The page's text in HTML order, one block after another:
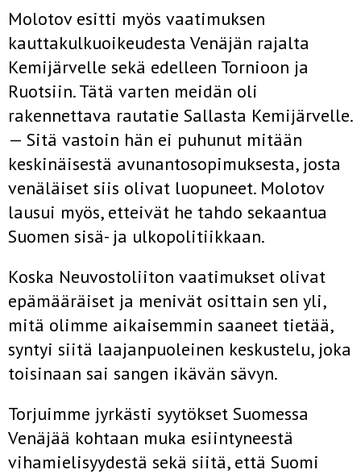
Molotov esitti myös vaatimuksen
kauttakulkuoikeudesta Venäjän ra­jalta
Kemijärvelle sekä edelleen Tornioon ja
Ruotsiin. Tätä varten mei­dän oli
rakennettava rautatie Sallasta Kemijärvelle.
— Sitä vastoin hän ei puhunut mitään
keskinäisestä avunantosopimuksesta, josta
venäläiset siis olivat luopuneet. Molotov
lausui myös, etteivät he tahdo sekaantua
Suomen sisä- ja ulkopolitiikkaan.
Koska Neuvostoliiton vaatimukset olivat
epämääräiset ja menivät osittain sen yli,
mitä olimme aikaisemmin saaneet tietää,
syntyi siitä laajanpuoleinen keskustelu, joka
toisinaan sai sangen ikävän sävyn.
Torjuimme jyrkästi syytökset Suomessa
Venäjää kohtaan muka esiintyneestä
vihamielisyydestä sekä siitä, että Suomi